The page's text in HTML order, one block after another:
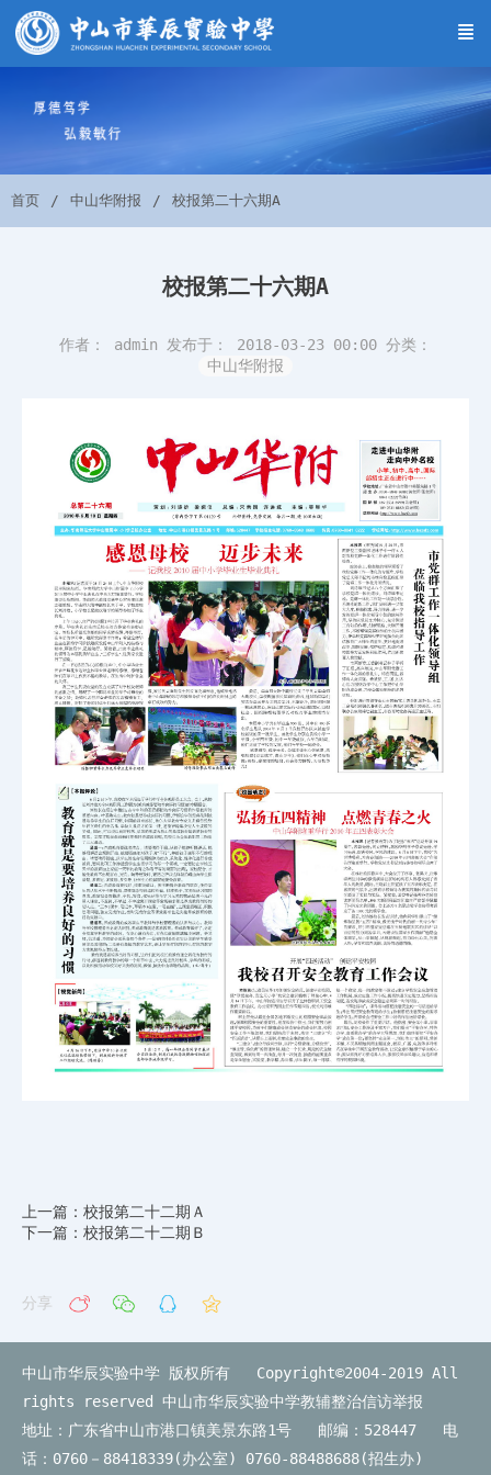
首页 中山华附报 校报第二十六期A
校报第二十六期A
作者： admin 发布于： 2018-03-23 00:00 分类：
中山华附报
上一篇：校报第二十二期Ａ
下一篇：校报第二十二期Ｂ
分享
中山市华辰实验中学 版权所有 Copyright©2004-2019 All
rights reserved 中山市华辰实验中学教辅整治信访举报
地址：广东省中山市港口镇美景东路1号 邮编：528447 电
话：0760－88418339(办公室) 0760-88488688(招生办)